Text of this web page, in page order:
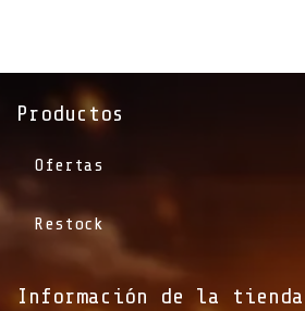
Productos
Ofertas
Restock
Información de la tienda​